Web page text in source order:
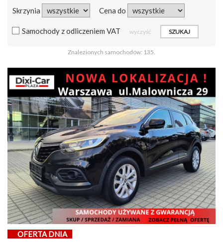
Skrzynia Cena do
Samochody z odliczeniem VAT wyczyść
Znalezionych samochodów: 135.
OFERTA DNIA